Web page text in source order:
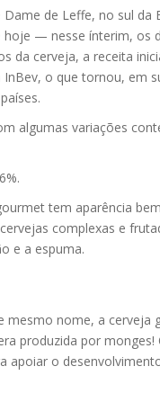
de Leffe, no sul da
— nesse ínterim, os
da cerveja, a receita
o que tornou, em
algumas variações
tem aparência
complexas e
e a espuma.
mesmo nome, a cerveja
produzida por
apoiar o